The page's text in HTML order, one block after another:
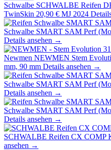
Schwalbe SCHWALBE Reifen
TwinSkin 20,90 € MJ 2024
Schwalbe SMART SAM Perf
Details ansehen →
Newmen NEWMEN Stem
mm, 90 mm Details ansehen →
Schwalbe SMART SAM Perf
Details ansehen →
Schwalbe SMART SAM Perf
Details ansehen →
SCHWALBE Reifen CX COMP
ansehen →